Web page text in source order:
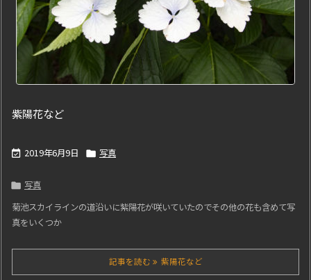
紫陽花など
 2019年6月9日  写真
 写真
菊池スカイラインの道沿いに紫陽花が咲いていたのでその他の花も含めて写
真をいくつか
記事を読む 紫陽花など